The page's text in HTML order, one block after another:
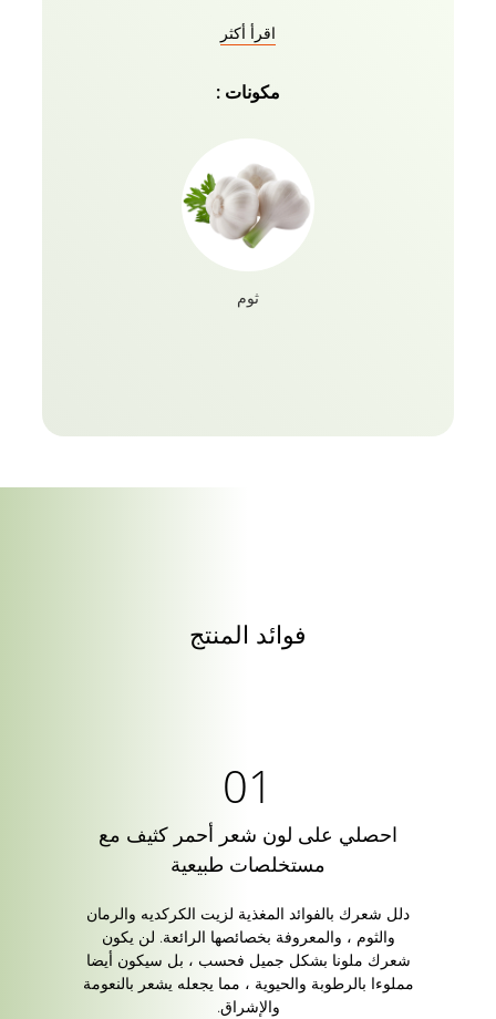
للشعر هي مزيج من المكونات الطبيعية للتلوين المغذي.
لونا طبيعيا لا تشوبه شائبة. تخضع التركيبة السريعة لوقت
تطوير مدته 30 دقيقة للحصول على شعر ناعم ولامع
Hair Color Crème. احصلي على لون شعرك الدائم باللون
الأحمر المكثف مع مجموعة Vatika Naturals Color اليوم!
اقرأ أكثر
مكونات :
ثوم
فوائد المنتج
احصلي على لون شعر أحمر كثيف مع
مستخلصات طبيعية
دلل شعرك بالفوائد المغذية لزيت الكركديه والرمان
والثوم ، والمعروفة بخصائصها الرائعة. لن يكون
شعرك ملونا بشكل جميل فحسب ، بل سيكون أيضا
مملوءا بالرطوبة والحيوية ، مما يجعله يشعر بالنعومة
والإشراق.